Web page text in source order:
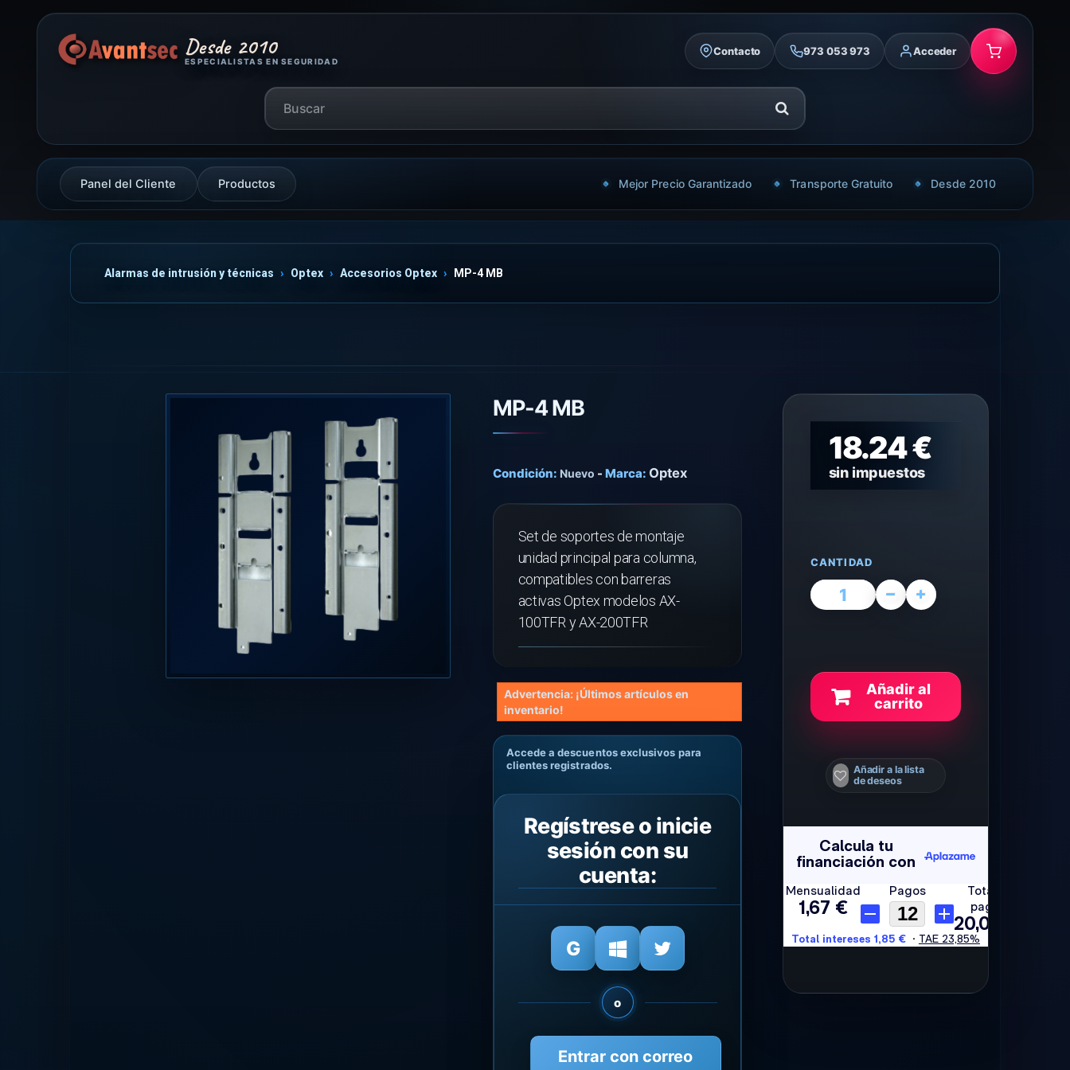
Desde 2010
ESPECIALISTAS EN SEGURIDAD
Contacto 973 053 973 Acceder
Panel del Cliente Productos Mejor Precio Garantizado Transporte Gratuito Desde 2010
Alarmas de intrusión y técnicas Optex Accesorios Optex MP-4 MB
MP-4 MB
Condición: Nuevo - Marca: Optex
Set de soportes de montaje
unidad principal para columna,
compatibles con barreras
activas Optex modelos AX-
100TFR y AX-200TFR
Advertencia: ¡Últimos artículos en
inventario!
Accede a descuentos exclusivos para
clientes registrados.
Regístrese o inicie
sesión con su
cuenta:
o
Entrar con correo
18.24 €
sin impuestos
CANTIDAD
Añadir al
carrito
Añadir a la lista
de deseos